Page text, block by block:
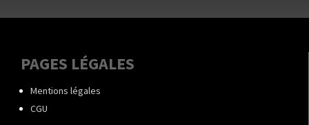
PAGES LÉGALES
Mentions légales
CGU